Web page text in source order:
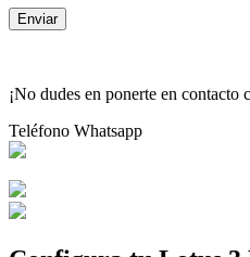
¡No dudes en ponerte en contacto
Teléfono Whatsapp